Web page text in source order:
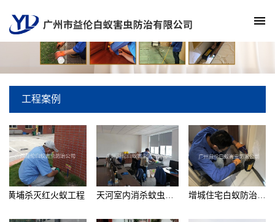
工程案例
黄埔杀灭红火蚁工程